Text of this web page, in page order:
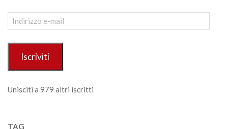
Indirizzo
e-
Iscriviti
Unisciti a 979 altri iscritti
TAG